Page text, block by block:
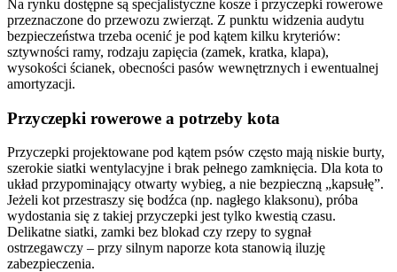
Na rynku dostępne są specjalistyczne kosze i przyczepki rowerowe
przeznaczone do przewozu zwierząt. Z punktu widzenia audytu
bezpieczeństwa trzeba ocenić je pod kątem kilku kryteriów:
sztywności ramy, rodzaju zapięcia (zamek, kratka, klapa),
wysokości ścianek, obecności pasów wewnętrznych i ewentualnej
amortyzacji.
Przyczepki rowerowe a potrzeby kota
Przyczepki projektowane pod kątem psów często mają niskie burty,
szerokie siatki wentylacyjne i brak pełnego zamknięcia. Dla kota to
układ przypominający otwarty wybieg, a nie bezpieczną „kapsułę”.
Jeżeli kot przestraszy się bodźca (np. nagłego klaksonu), próba
wydostania się z takiej przyczepki jest tylko kwestią czasu.
Delikatne siatki, zamki bez blokad czy rzepy to sygnał
ostrzegawczy – przy silnym naporze kota stanowią iluzję
zabezpieczenia.